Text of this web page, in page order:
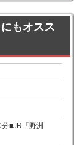
もオスス
■JR「野洲